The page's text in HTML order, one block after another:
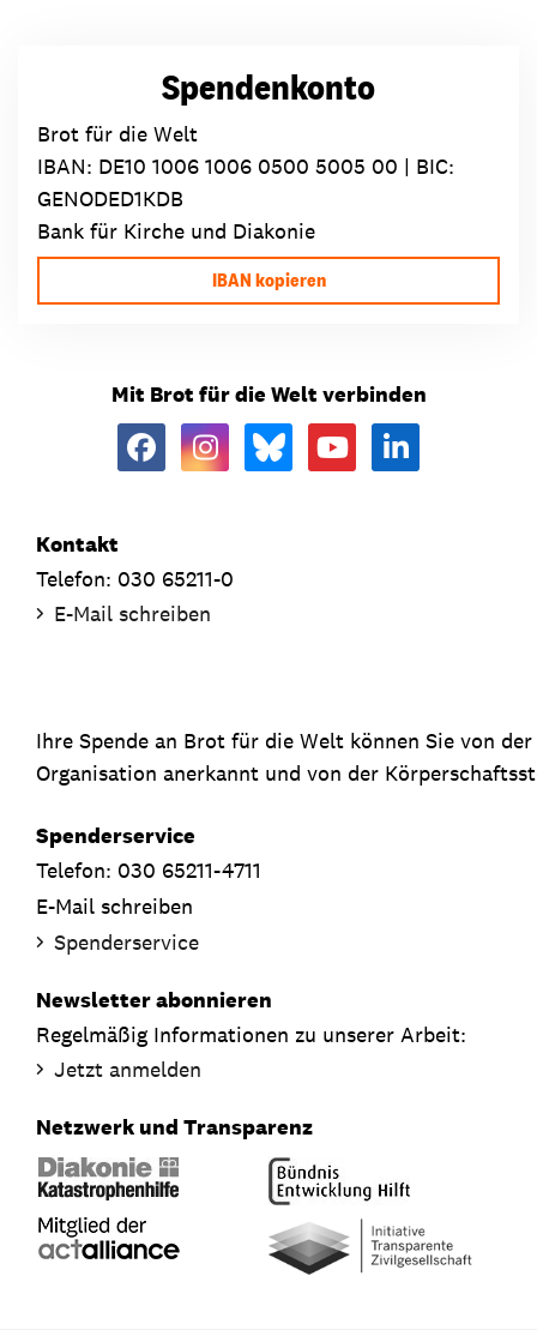
Spendenkonto
Brot für die Welt
IBAN: DE10 1006 1006 0500 5005 00 | BIC:
GENODED1KDB
Bank für Kirche und Diakonie
IBAN kopieren
Mit Brot für die Welt verbinden
Kontakt
Telefon: 030 65211-0
E-Mail schreiben
Ihre Spende an Brot für die Welt können Sie von
Organisation anerkannt und von der
Spenderservice
Telefon: 030 65211-4711
E-Mail schreiben
Spenderservice
Newsletter abonnieren
Regelmäßig Informationen zu unserer Arbeit:
Jetzt anmelden
Netzwerk und Transparenz